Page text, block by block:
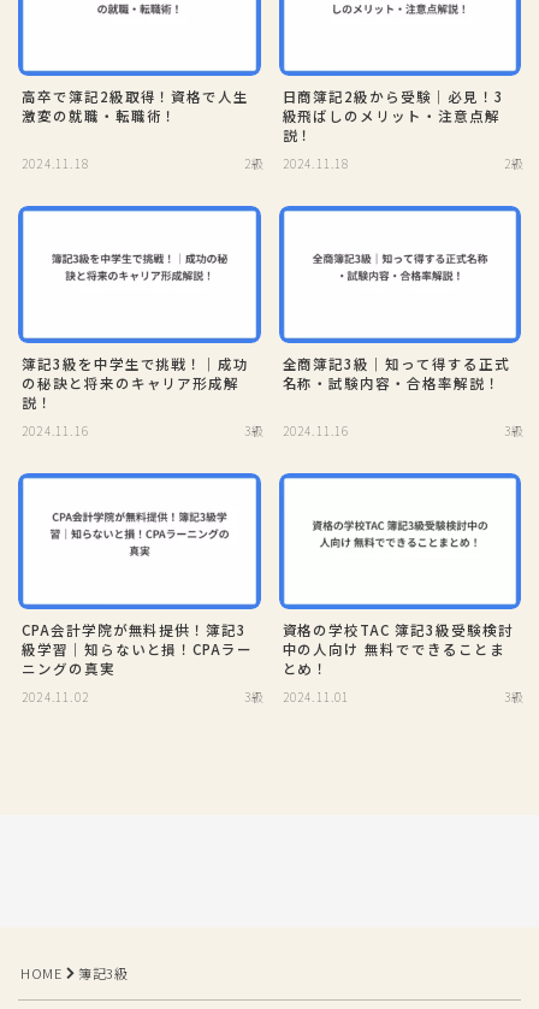
高卒で簿記2級取得！資格で人生
激変の就職・転職術！
2024.11.18 2級
日商簿記2級から受験｜必見！3
級飛ばしのメリット・注意点解
説！
2024.11.18 2級
簿記3級を中学生で挑戦！｜成功
の秘訣と将来のキャリア形成解
説！
2024.11.16 3級
全商簿記3級｜知って得する正式
名称・試験内容・合格率解説！
2024.11.16 3級
CPA会計学院が無料提供！簿記3
級学習｜知らないと損！CPAラー
ニングの真実
2024.11.02 3級
資格の学校TAC 簿記3級受験検討
中の人向け 無料でできることま
とめ！
2024.11.01 3級
HOME 簿記3級